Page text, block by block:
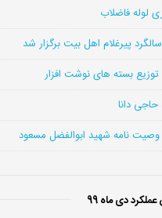
لوله فاضلاب
پیرغلام اهل بیت برگزار شد
توزیع بسته های نوشت افزار
دانا
وصیت نامه شهید ابوالفضل مسعود
دی ماه 99